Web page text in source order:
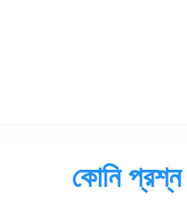
কোনি